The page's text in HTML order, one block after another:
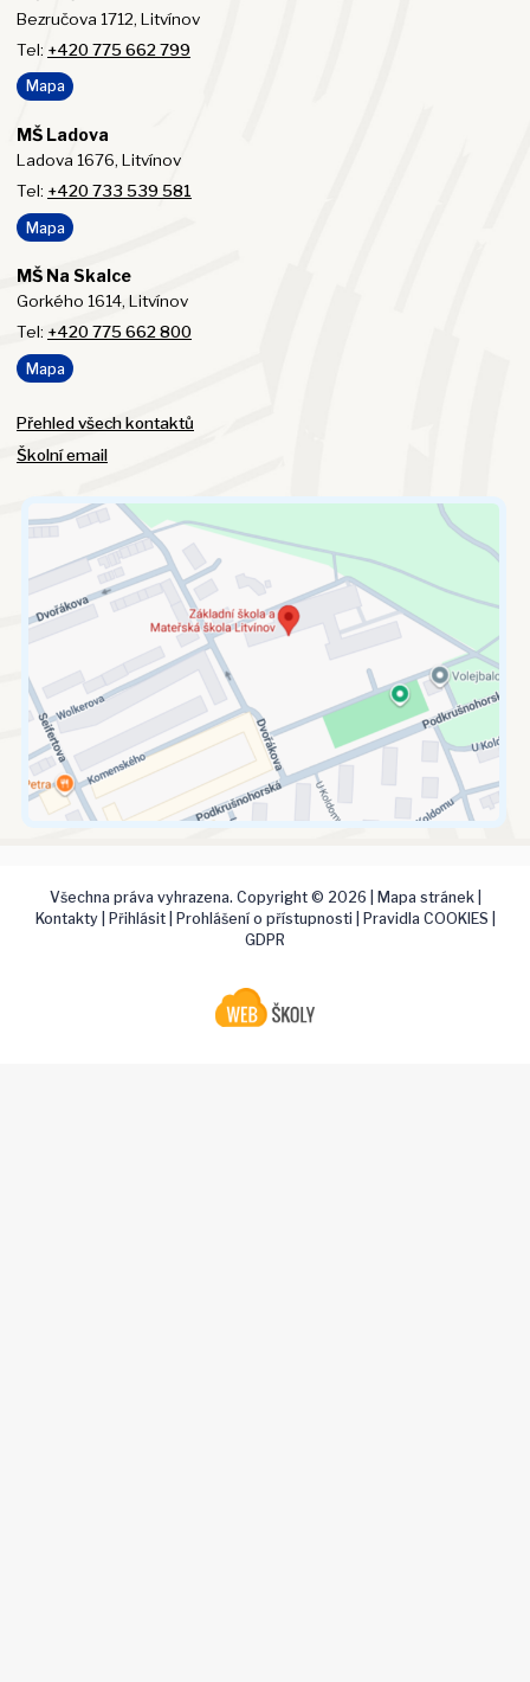
Bezručova 1712, Litvínov
Tel: +420 775 662 799
Mapa
MŠ Ladova
Ladova 1676, Litvínov
Tel: +420 733 539 581
Mapa
MŠ Na Skalce
Gorkého 1614, Litvínov
Tel: +420 775 662 800
Mapa
Přehled všech kontaktů
Školní email
Všechna práva vyhrazena. Copyright © 2026 | Mapa stránek|
Kontakty| Přihlásit| Prohlášení o přístupnosti Pravidla COOKIES
GDPR